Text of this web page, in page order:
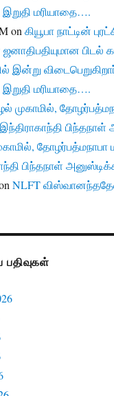
மரியாதை….
onகியூபா நாட்டின்
பிடல்
இன்று
மரியாதை….
முகாமில்,
பிந்தநாள்
பிந்தநாள்
NLFT